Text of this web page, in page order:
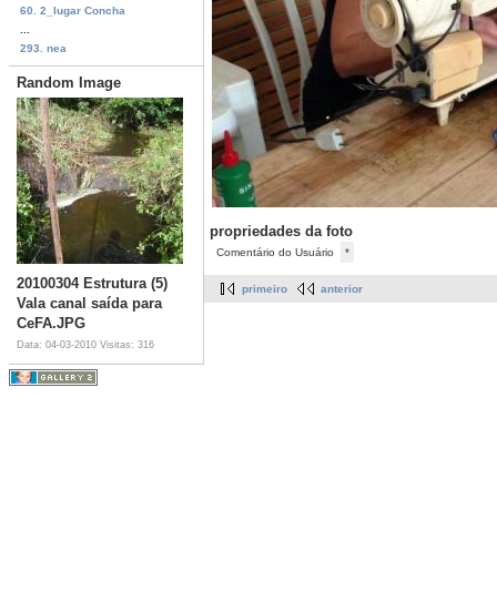
60. 2_lugar Concha
293. nea
Random Image
20100304 Estrutura (5)
Vala canal saída para
CeFA.JPG
Data: 04-03-2010 Visitas: 316
propriedades da foto
Comentário do Usuário *
primeiro anterior